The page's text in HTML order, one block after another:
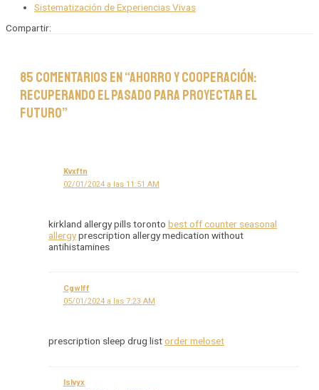
Sistematización de Experiencias Vivas
Compartir:
85 comentarios en “Ahorro y cooperación:
recuperando el pasado para proyectar el
futuro”
Kvxftn
02/01/2024 a las 11:51 AM
kirkland allergy pills toronto best off counter seasonal
allergyprescription allergy medication without
antihistamines
Cgwlff
05/01/2024 a las 7:23 AM
prescription sleep drug listorder meloset
Islvyx